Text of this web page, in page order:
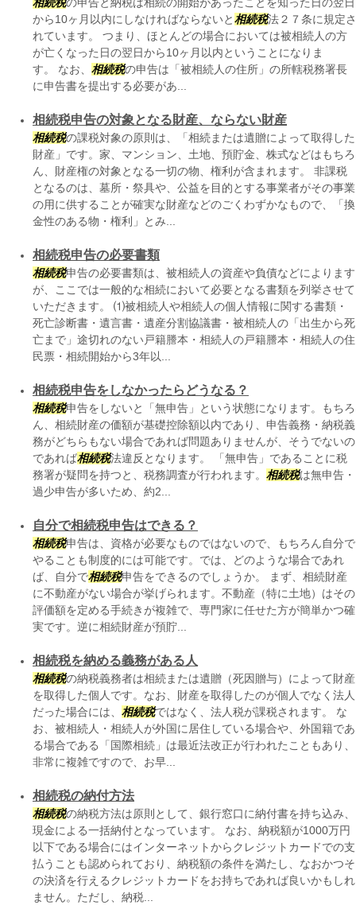
から10ヶ月以内にしなければならないと相続税法２７条に規定さ
れています。 つまり、ほとんどの場合においては被相続人の方
が亡くなった日の翌日から10ヶ月以内ということになりま
す。 なお、 相続税の申告は「被相続人の住所」の所轄税務署長
に申告書を提出する必要があ...
相続税申告の対象となる財産、ならない財産
相続税の課税対象の原則は、「相続または遺贈によって取得した
財産」です。家、マンション、土地、預貯金、株式などはもちろ
ん、財産権の対象となる一切の物、権利が含まれます。 非課税
となるのは、墓所・祭具や、公益を目的とする事業者がその事業
の用に供することが確実な財産などのごくわずかなもので、「換
金性のある物・権利」とみ...
相続税申告の必要書類
相続税申告の必要書類は、被相続人の資産や負債などによります
が、ここでは一般的な相続において必要となる書類を列挙させて
いただきます。 ⑴被相続人や相続人の個人情報に関する書類・
死亡診断書・遺言書・遺産分割協議書・被相続人の「出生から死
亡まで」途切れのない戸籍謄本・相続人の戸籍謄本・相続人の住
民票・相続開始から3年以...
相続税申告をしなかったらどうなる？
相続税申告をしないと「無申告」という状態になります。もちろ
ん、相続財産の価額が基礎控除額以内であり、申告義務・納税義
務がどちらもない場合であれば問題ありませんが、そうでないの
であれば相続税法違反となります。 「無申告」であることに税
務署が疑問を持つと、税務調査が行われます。 相続税は無申告・
過少申告が多いため、約2...
自分で相続税申告はできる？
相続税申告は、資格が必要なものではないので、もちろん自分で
やることも制度的には可能です。では、どのような場合であれ
ば、自分で相続税申告をできるのでしょうか。 まず、相続財産
に不動産がない場合が挙げられます。不動産（特に土地）はその
評価額を定める手続きが複雑で、専門家に任せた方が簡単かつ確
実です。逆に相続財産が預貯...
相続税を納める義務がある人
相続税の納税義務者は相続または遺贈（死因贈与）によって財産
を取得した個人です。なお、財産を取得したのが個人でなく法人
だった場合には、 相続税ではなく、法人税が課税されます。 な
お、被相続人・相続人が外国に居住している場合や、外国籍であ
る場合である「国際相続」は最近法改正が行われたこともあり、
非常に複雑ですので、お早...
相続税の納付方法
相続税の納税方法は原則として、銀行窓口に納付書を持ち込み、
現金による一括納付となっています。 なお、納税額が1000万円
以下である場合にはインターネットからクレジットカードでの支
払うことも認められており、納税額の条件を満たし、なおかつそ
の決済を行えるクレジットカードをお持ちであれば良いかもしれ
ません。ただし、納税...